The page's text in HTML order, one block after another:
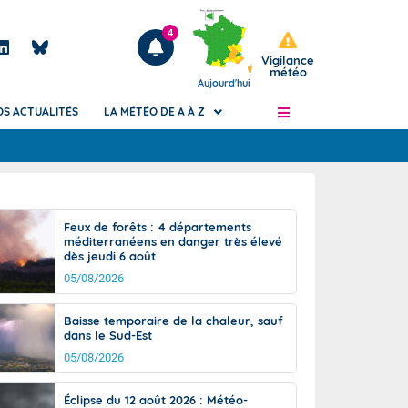
Articles
4
Aujourd'hui
Vigilance
météo
de
Phénomènes dangereux de J+2 à J+7
Avertissement pluies intenses à l'échelle
des communes (Apic)
Bulletins Marine
Bulletins d'estimation du risque
d'avalanche
Météo des forêts
Vigicrues
ACTUALITÉS LA MÉTÉO DE A À Z
Feux de forêts : 4 départements
méditerranéens en danger très élevé
dès jeudi 6 août
05/08/2026
Baisse temporaire de la chaleur, sauf
dans le Sud-Est
05/08/2026
Éclipse du 12 août 2026 : Météo-